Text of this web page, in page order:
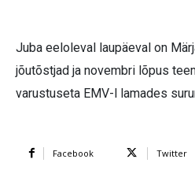
Juba eeloleval laupäeval on
jõutõstjad ja novembri lõpus
varustuseta EMV-l lamades
Facebook Twitter